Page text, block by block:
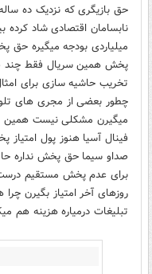
حق بازیگری که نزدیک ده
نابسامان اقتصادی شاد کرده
میلیاردی بودجه میگیره حق
پخش همین سریال فقط چند صد
تخریب ‌حاشیه سازی برای
‌چطور بعضی از مجری های
میگیرن مشکلی نیست همین
فینال آسیا هنوز پول
صداو سیما حق پخش نداره
برای عدم پخش مستقیم درست
روزهای آخر امتیاز بگیرن
تبلیغات درمیاره هزینه هم